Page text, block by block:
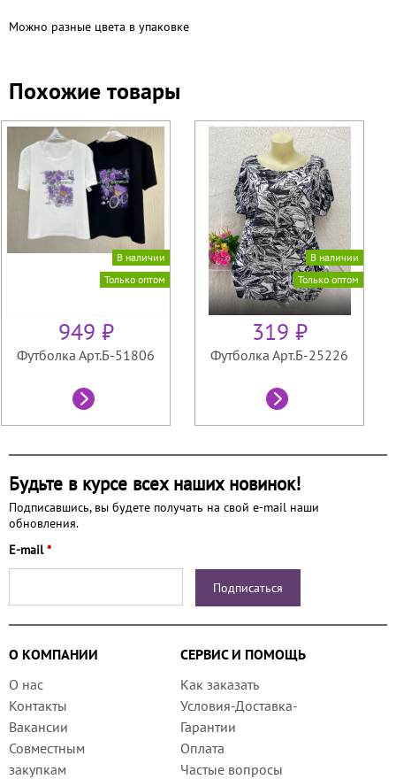
Можно разные цвета в упаковке
Похожие товары
В наличии
Только оптом
949 ₽
Футболка Арт.Б-51806
В наличии
Только оптом
319 ₽
Футболка Арт.Б-25226
Будьте в курсе всех наших новинок!
Подписавшись, вы будете получать на свой e-mail наши
обновления.
E-mail*
О КОМПАНИИ
СЕРВИС И ПОМОЩЬ
О нас
Контакты
Вакансии
Совместным
закупкам
Как заказать
Условия-Доставка-
Гарантии
Оплата
Частые вопросы